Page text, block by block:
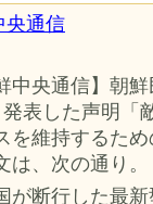
央通信
中央通信】朝
表した声明「
を維持するた
、次の通り。
が断行した最